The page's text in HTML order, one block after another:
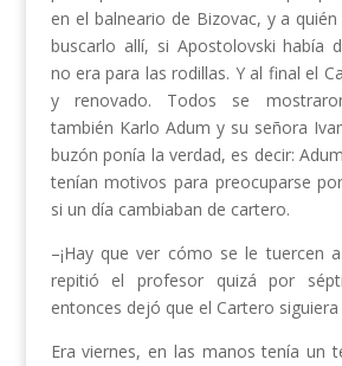
en el balneario de Bizovac, y a
buscarlo allí, si Apostolovski había
no era para las rodillas. Y al final el
y renovado. Todos se
también Karlo Adum y su señora
buzón ponía la verdad, es decir:
tenían motivos para preocuparse
si un día cambiaban de cartero.
–¡Hay que ver cómo se le tuercen
repitió el profesor quizá por
entonces dejó que el Cartero
Era viernes, en las manos tenía un